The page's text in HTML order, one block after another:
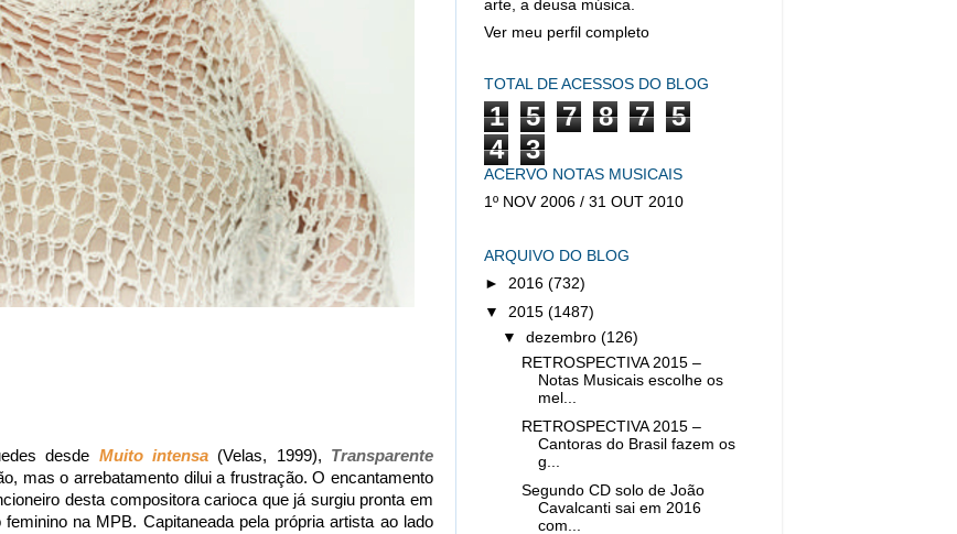
desde Muito intensa (Velas, 1999), Transparente
mas o arrebatamento dilui a frustração. O encantamento
desta compositora carioca que já surgiu pronta em
na MPB. Capitaneada pela própria artista ao lado
arte, a deusa música.
Ver meu perfil completo
TOTAL DE ACESSOS DO BLOG
1 5 7 8 7
5
4
3
ACERVO NOTAS MUSICAIS
1º NOV 2006 / 31 OUT 2010
ARQUIVO DO BLOG
► 2016 (732)
▼ 2015 (1487)
▼dezembro(126)
RETROSPECTIVA 2015 –
Notas Musicais escolhe os
mel...
RETROSPECTIVA 2015 –
Cantoras do Brasil fazem os
g...
Segundo CD solo de João
Cavalcanti sai em 2016
com...